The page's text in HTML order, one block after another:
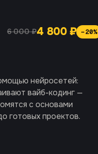
6 000 ₽4 800 ₽ −20%
нейросетей:
вайб-кодинг —
с основами
готовых проектов.